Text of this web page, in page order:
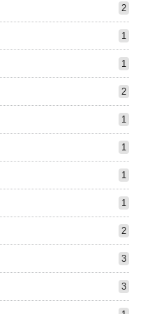
2
1
1
2
1
1
1
1
2
3
3